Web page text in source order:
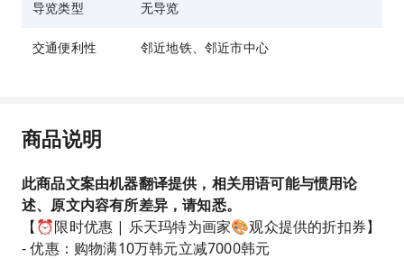
导览类型 无导览
交通便利性 邻近地铁、邻近市中心
商品说明
此商品文案由机器翻译提供，相关用语可能与惯用论
述、原文内容有所差异，请知悉。
【⏰限时优惠 | 乐天玛特为画家🎨观众提供的折扣券】
- 优惠：购物满10万韩元立减7000韩元